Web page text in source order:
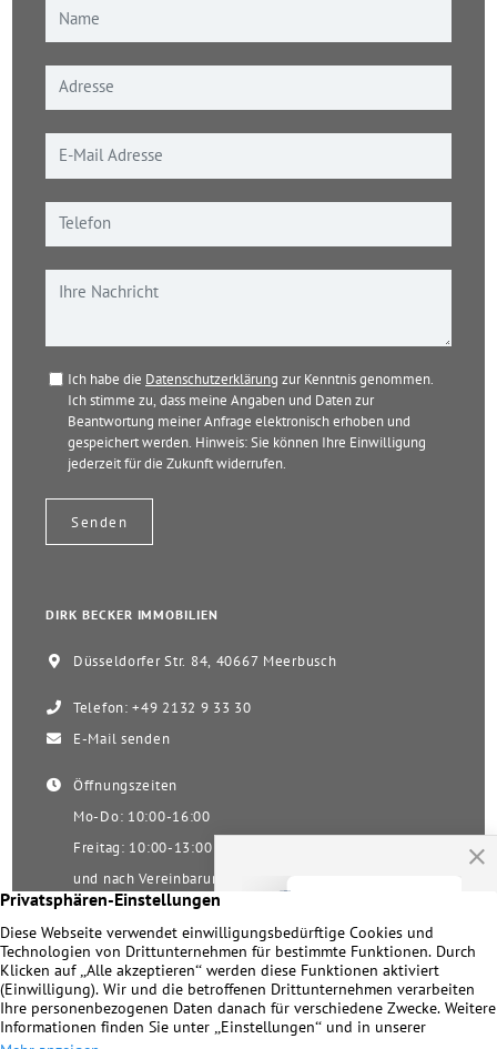
Ich habe die Datenschutzerklärung zur Kenntnis genommen.
Ich stimme zu, dass meine Angaben und Daten zur
Beantwortung meiner Anfrage elektronisch erhoben und
gespeichert werden. Hinweis: Sie können Ihre Einwilligung
jederzeit für die Zukunft widerrufen.
DIRK BECKER IMMOBILIEN
Düsseldorfer Str. 84, 40667 Meerbusch
Telefon: +49 2132 9 33 30
E-Mail senden
Öffnungszeiten
Mo-Do: 10:00-16:00
Freitag: 10:00-13:00
und nach Vereinbarung
Samstag nach Vereinbarung!
Unsere Facebookseite
Impressum | Datenschutz | Kontakt